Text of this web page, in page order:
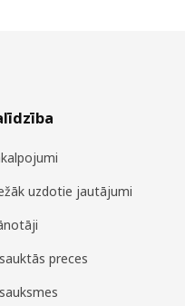
uzdotie jautājumi
preces